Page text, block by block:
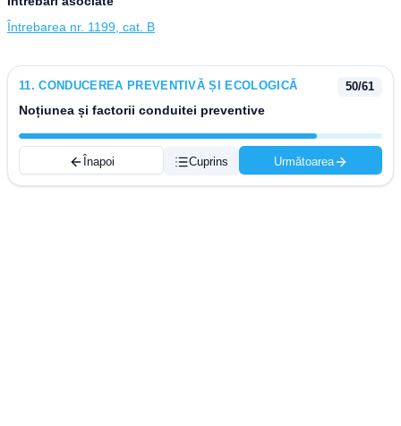
Întrebarea nr. 1199, cat. B
11.CONDUCEREA PREVENTIVĂ ȘI ECOLOGICĂ
Noțiunea și factorii conduitei preventive
50/61
Înapoi Cuprins Următoarea